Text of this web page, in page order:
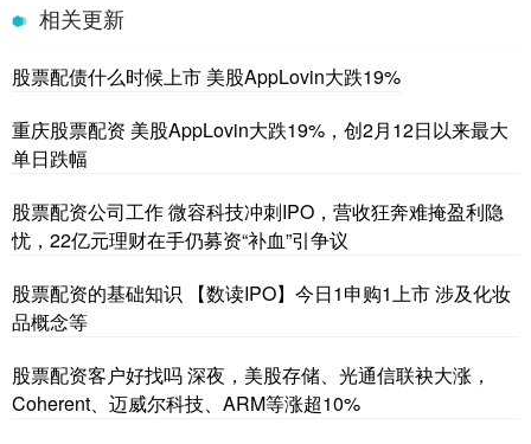
相关更新
股票配债什么时候上市 美股AppLovin大跌19%
重庆股票配资 美股AppLovin大跌19%，创2月12日以来最大
单日跌幅
股票配资公司工作 微容科技冲刺IPO，营收狂奔难掩盈利隐
忧，22亿元理财在手仍募资“补血”引争议
股票配资的基础知识 【数读IPO】今日1申购1上市 涉及化妆
品概念等
股票配资客户好找吗 深夜，美股存储、光通信联袂大涨，
Coherent、迈威尔科技、ARM等涨超10%